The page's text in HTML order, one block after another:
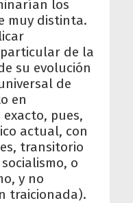
los
muy distinta.
de la
su evolución
de
en
exacto, pues,
actual, con
transitorio
o
y no
traicionada).